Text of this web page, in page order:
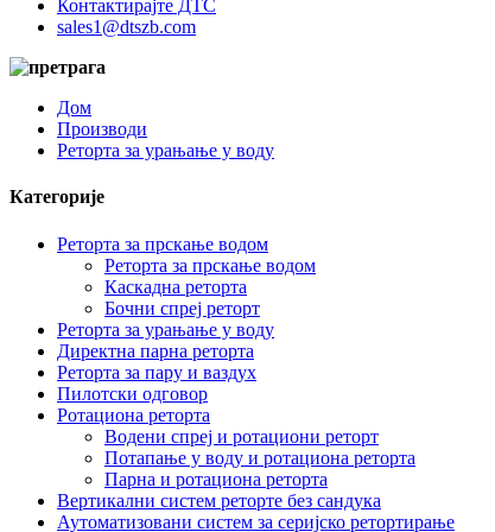
Контактирајте ДТС
sales1@dtszb.com
Дом
Производи
Реторта за урањање у воду
Категорије
Реторта за прскање водом
Реторта за прскање водом
Каскадна реторта
Бочни спреј реторт
Реторта за урањање у воду
Директна парна реторта
Реторта за пару и ваздух
Пилотски одговор
Ротациона реторта
Водени спреј и ротациони реторт
Потапање у воду и ротациона реторта
Парна и ротациона реторта
Вертикални систем реторте без сандука
Аутоматизовани систем за серијско ретортирање